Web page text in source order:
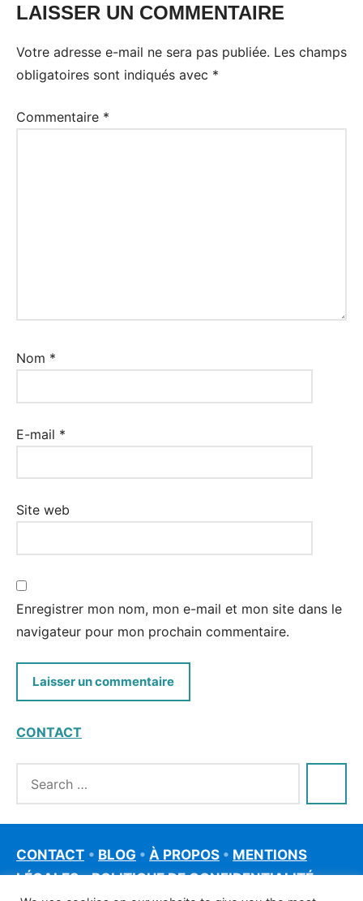
LAISSER UN COMMENTAIRE
Votre adresse e-mail ne sera pas publiée. Les champs
obligatoires sont indiqués avec *
Commentaire *
Nom *
E-mail *
Site web
Enregistrer mon nom, mon e-mail et mon site dans le
navigateur pour mon prochain commentaire.
CONTACT
CONTACT • BLOG • À PROPOS • MENTIONS
LÉGALES•POLITIQUE DE CONFIDENTIALITÉ